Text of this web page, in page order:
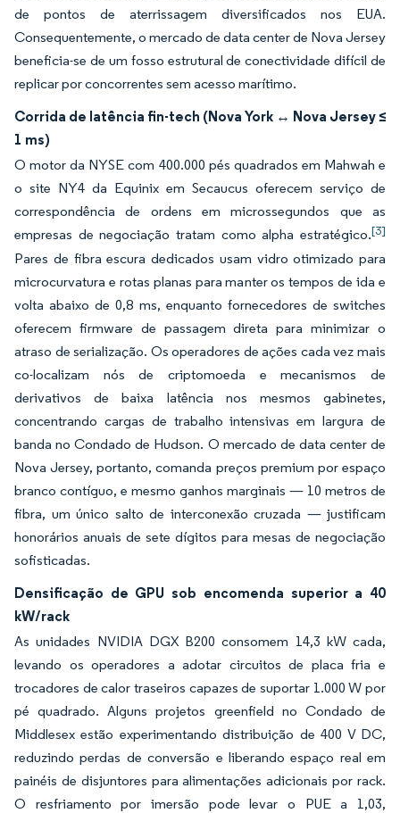
de pontos de aterrissagem diversificados nos EUA.
Consequentemente, o mercado de data center de Nova Jersey
beneficia-se de um fosso estrutural de conectividade difícil de
replicar por concorrentes sem acesso marítimo.
Corrida de latência fin-tech (Nova York ↔ Nova Jersey ≤
1 ms)
O motor da NYSE com 400.000 pés quadrados em Mahwah e
o site NY4 da Equinix em Secaucus oferecem serviço de
correspondência de ordens em microssegundos que as
empresas de negociação tratam como alpha estratégico.[3]
Pares de fibra escura dedicados usam vidro otimizado para
microcurvatura e rotas planas para manter os tempos de ida e
volta abaixo de 0,8 ms, enquanto fornecedores de switches
oferecem firmware de passagem direta para minimizar o
atraso de serialização. Os operadores de ações cada vez mais
co-localizam nós de criptomoeda e mecanismos de
derivativos de baixa latência nos mesmos gabinetes,
concentrando cargas de trabalho intensivas em largura de
banda no Condado de Hudson. O mercado de data center de
Nova Jersey, portanto, comanda preços premium por espaço
branco contíguo, e mesmo ganhos marginais — 10 metros de
fibra, um único salto de interconexão cruzada — justificam
honorários anuais de sete dígitos para mesas de negociação
sofisticadas.
Densificação de GPU sob encomenda superior a 40
kW/rack
As unidades NVIDIA DGX B200 consomem 14,3 kW cada,
levando os operadores a adotar circuitos de placa fria e
trocadores de calor traseiros capazes de suportar 1.000 W por
pé quadrado. Alguns projetos greenfield no Condado de
Middlesex estão experimentando distribuição de 400 V DC,
reduzindo perdas de conversão e liberando espaço real em
painéis de disjuntores para alimentações adicionais por rack.
O resfriamento por imersão pode levar o PUE a 1,03,